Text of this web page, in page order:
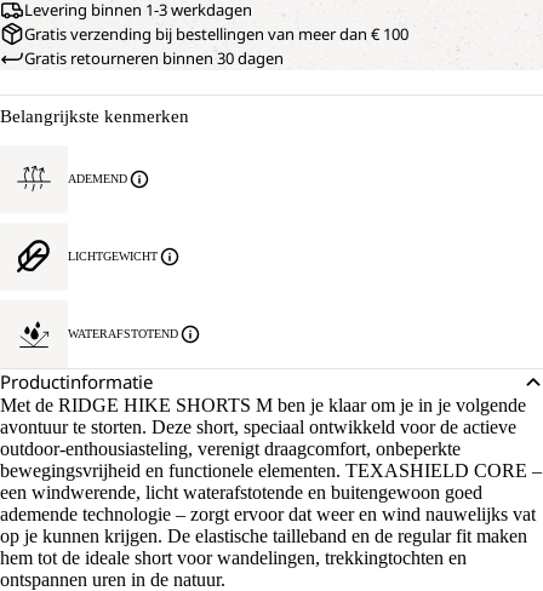
Levering binnen 1-3 werkdagen
Gratis verzending bij bestellingen van meer dan € 100
Gratis retourneren binnen 30 dagen
Belangrijkste kenmerken
ADEMEND
LICHTGEWICHT
WATERAFSTOTEND
Productinformatie
Met de RIDGE HIKE SHORTS M ben je klaar om je in je volgende
avontuur te storten. Deze short, speciaal ontwikkeld voor de actieve
outdoor-enthousiasteling, verenigt draagcomfort, onbeperkte
bewegingsvrijheid en functionele elementen. TEXASHIELD CORE –
een windwerende, licht waterafstotende en buitengewoon goed
ademende technologie – zorgt ervoor dat weer en wind nauwelijks vat
op je kunnen krijgen. De elastische tailleband en de regular fit maken
hem tot de ideale short voor wandelingen, trekkingtochten en
ontspannen uren in de natuur.